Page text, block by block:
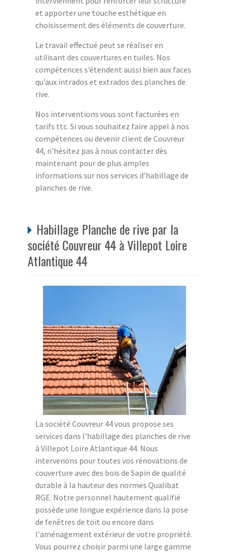
et apporter une touche esthétique en
choisissement des éléments de couverture.
Le travail effectué peut se réaliser en
utilisant des couvertures en tuiles. Nos
compétences s’étendent aussi bien aux faces
qu’aux intrados et extrados des planches de
rive.
Nos interventions vous sont facturées en
tarifs ttc. Si vous souhaitez faire appel à nos
compétences ou devenir client de Couvreur
44, n'hésitez pas à nous contacter dès
maintenant pour de plus amples
informations sur nos services d’habillage de
planches de rive.
Habillage Planche de rive par la
société Couvreur 44 à Villepot Loire
Atlantique 44
La société Couvreur 44 vous propose ses
services dans l'habillage des planches de rive
à Villepot Loire Atlantique 44. Nous
intervenons pour toutes vos rénovations de
couverture avec des bois de Sapin de qualité
durable à la hauteur des normes Qualibat
RGE. Notre personnel hautement qualifié
possède une longue expérience dans la pose
de fenêtres de toit ou encore dans
l'aménagement extérieur de votre propriété.
Vous pourrez choisir parmi une large gamme